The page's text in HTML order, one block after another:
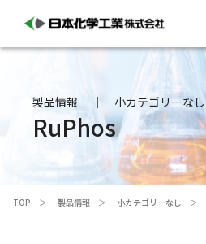
製品情報 小カテゴリーなし
RuPhos
TOP 製品情報 小カテゴリーなし